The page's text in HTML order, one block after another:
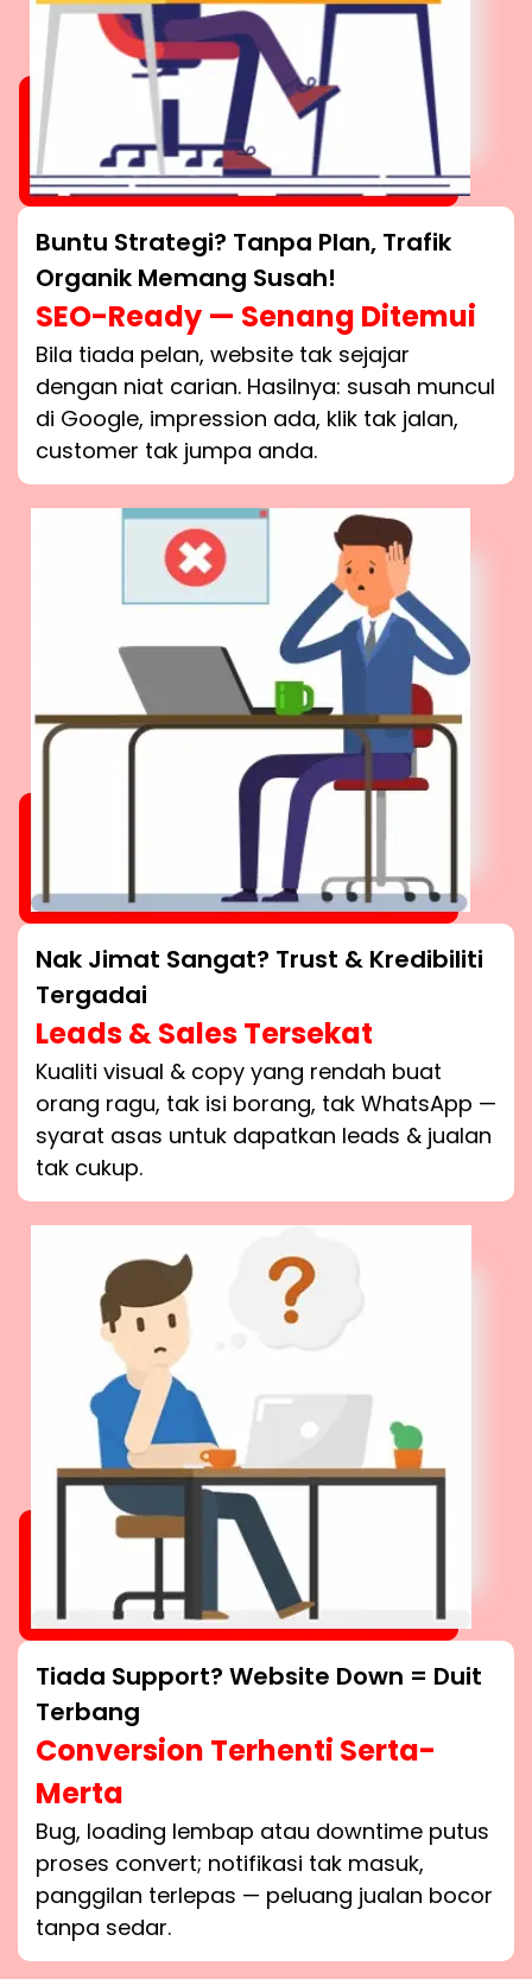
Buntu Strategi? Tanpa Plan, Trafik
Organik Memang Susah!
SEO-Ready — Senang Ditemui
Bila tiada pelan, website tak sejajar
dengan niat carian. Hasilnya: susah muncul
di Google, impression ada, klik tak jalan,
customer tak jumpa anda.
Nak Jimat Sangat? Trust & Kredibiliti
Tergadai
Leads & Sales Tersekat
Kualiti visual & copy yang rendah buat
orang ragu, tak isi borang, tak WhatsApp —
syarat asas untuk dapatkan leads & jualan
tak cukup.
Tiada Support? Website Down = Duit
Terbang
Conversion Terhenti Serta-
Merta
Bug, loading lembap atau downtime putus
proses convert; notifikasi tak masuk,
panggilan terlepas — peluang jualan bocor
tanpa sedar.